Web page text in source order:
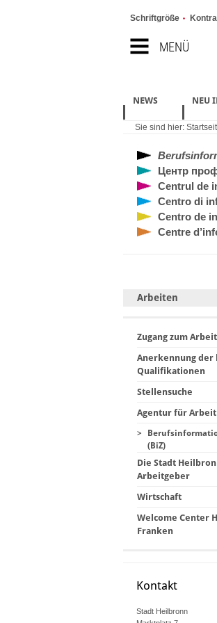
MENÜ
Schriftgröße
NEWS NEU
Sie sind hier:
Центр
Centrul de
Centro di
Centro de
Centre
Arbeiten
Zugang zum
Anerkennung der
Qualifikationen
Stellensuche
Agentur für Arbeit
>
(BiZ)
Die Stadt
Arbeitgeber
Wirtschaft
Welcome Center
Franken
Kontakt
Stadt Heilbronn